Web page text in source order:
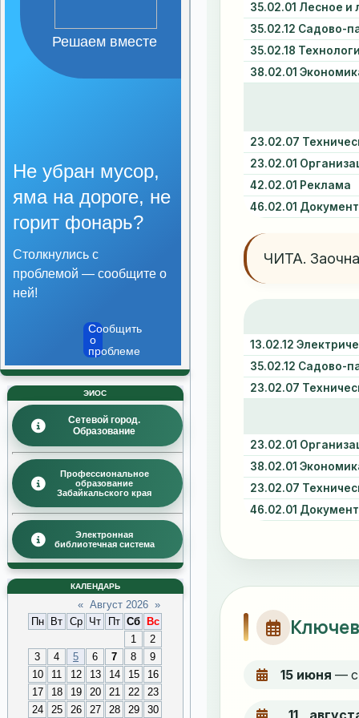
образовательной
организации
Образовательные
стандарты и требования
Решаем вместе
Не убран мусор,
яма на дороге, не
горит фонарь?
Столкнулись с
проблемой — сообщите о
ней!
Сообщить
о
проблеме
ЭИОС
Сетевой город.
Образование
Профессиональное
образование
Забайкальского края
Электронная
библиотечная система
КАЛЕНДАРЬ
« Август 2026 »
Пн
Вт Ср Чт Пт Сб
Вс
1
2
3
4 5 6 7 8
9
10
11 12 13 14 15
16
17
18 19 20 21 22
23
24
25 26 27 28 29 30